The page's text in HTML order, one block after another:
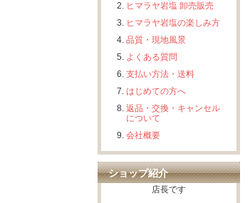
ヒマラヤ岩塩 卸売販売
ヒマラヤ岩塩の楽しみ方
品質・現地風景
よくある質問
支払い方法・送料
はじめての方へ
返品・交換・キャンセル
について
会社概要
ショップ紹介
店長です